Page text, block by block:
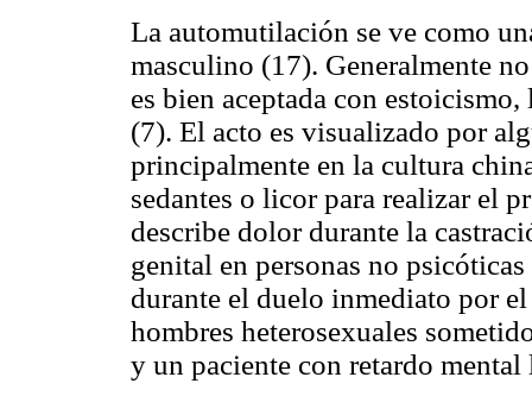
La automutilación se ve como
masculino (17). Generalmente
es bien aceptada con
(7). El acto es visualizado por
principalmente en la cultura
sedantes o licor para realizar el
describe dolor durante la
genital en personas no
durante el duelo inmediato por
hombres heterosexuales
y un paciente con retardo mental